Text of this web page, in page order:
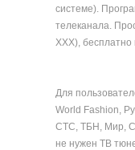
системе).
телеканала.
XXX),
Для
World Fashion,
СТС, ТБН, Мир,
не нужен ТВ